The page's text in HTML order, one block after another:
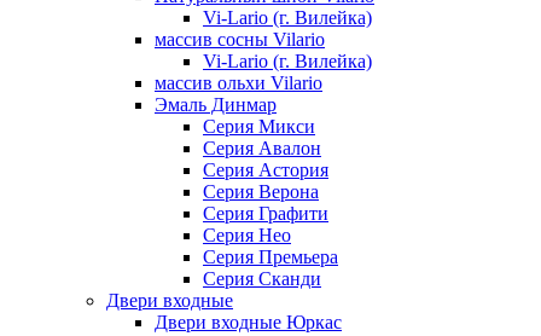
Vi-Lario (г. Вилейка)
массив сосны Vilario
Vi-Lario (г. Вилейка)
массив ольхи Vilario
Эмаль Динмар
Серия Микси
Серия Авалон
Серия Астория
Серия Верона
Серия Графити
Серия Нео
Серия Премьера
Серия Сканди
Двери входные
Двери входные Юркас